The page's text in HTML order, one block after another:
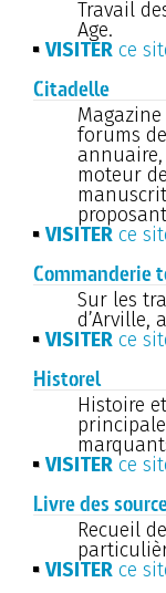
Travail
Age.
VISITER ce
Citadelle
forums
moteur
VISITER ce
Commanderie
Sur les
d’Arville,
VISITER ce
Historel
Histoire
VISITER ce
Livre des
Recueil
VISITER ce